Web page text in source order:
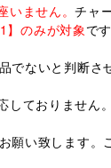
いません。チャ
】のみが対象 で
でないと判断
ておりません
願い致します